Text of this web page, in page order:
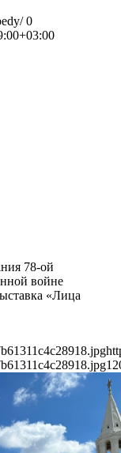
0
78-ой
войне
«Лица